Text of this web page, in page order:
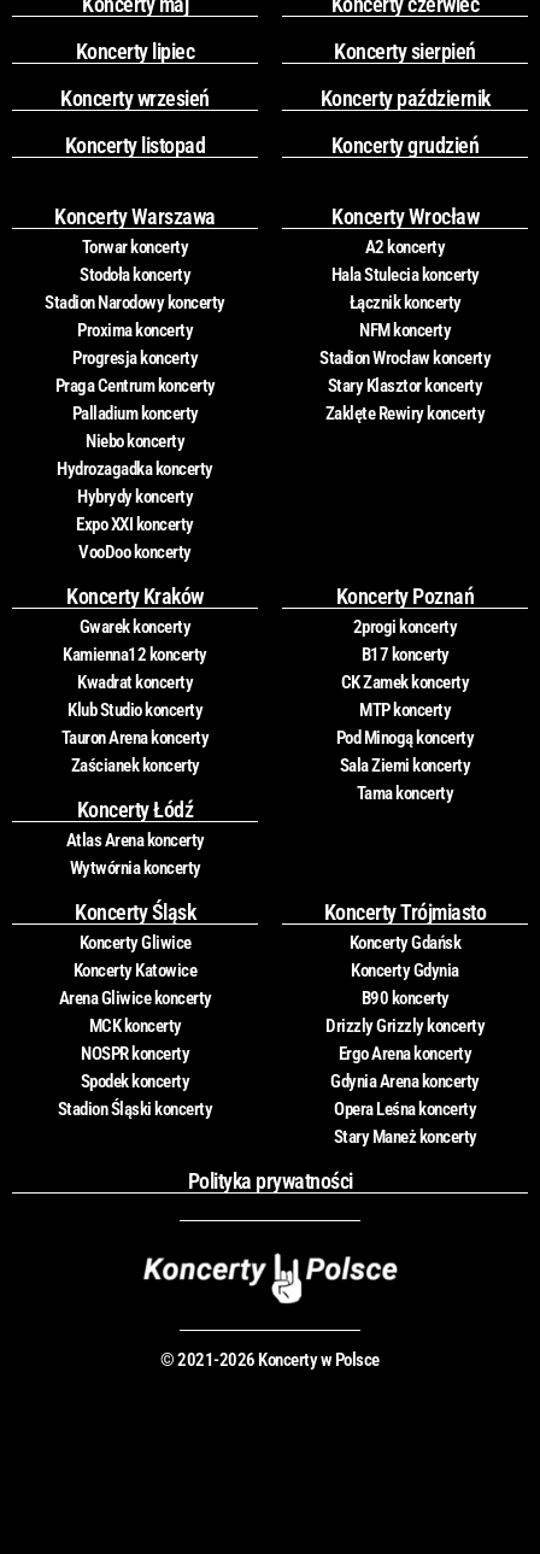
Koncerty lipiec
Koncerty sierpień
Koncerty wrzesień
Koncerty październik
Koncerty listopad
Koncerty grudzień
Koncerty Warszawa
Torwar koncerty
Stodoła koncerty
Stadion Narodowy koncerty
Proxima koncerty
Progresja koncerty
Praga Centrum koncerty
Palladium koncerty
Niebo koncerty
Hydrozagadka koncerty
Hybrydy koncerty
Expo XXI koncerty
VooDoo koncerty
Koncerty Wrocław
A2 koncerty
Hala Stulecia koncerty
Łącznik koncerty
NFM koncerty
Stadion Wrocław koncerty
Stary Klasztor koncerty
Zaklęte Rewiry koncerty
Koncerty Kraków
Gwarek koncerty
Kamienna12 koncerty
Kwadrat koncerty
Klub Studio koncerty
Tauron Arena koncerty
Zaścianek koncerty
Koncerty Łódź
Atlas Arena koncerty
Wytwórnia koncerty
Koncerty Poznań
2progi koncerty
B17 koncerty
CK Zamek koncerty
MTP koncerty
Pod Minogą koncerty
Sala Ziemi koncerty
Tama koncerty
Koncerty Śląsk
Koncerty Gliwice
Koncerty Katowice
Arena Gliwice koncerty
MCK koncerty
NOSPR koncerty
Spodek koncerty
Stadion Śląski koncerty
Koncerty Trójmiasto
Koncerty Gdańsk
Koncerty Gdynia
B90 koncerty
Drizzly Grizzly koncerty
Ergo Arena koncerty
Gdynia Arena koncerty
Opera Leśna koncerty
Stary Maneż koncerty
Polityka prywatności
© 2021-2026 Koncerty w Polsce